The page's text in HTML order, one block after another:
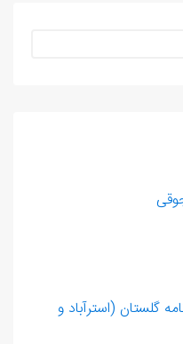
گلستان (استرآباد و